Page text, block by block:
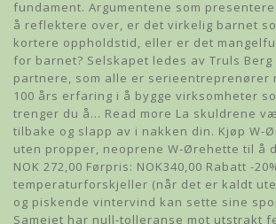
fundament. Argumentene som
å reflektere over, er det virkelig barnet
kortere oppholdstid, eller er det
for barnet? Selskapet ledes av Truls Berg
partnere, som alle er serieentreprenører
100 års erfaring i å bygge virksomheter
trenger du å… Read more La skuldrene
tilbake og slapp av i nakken din. Kjøp W-
uten propper, neoprene W-Ørehette til å
NOK 272,00 Førpris: NOK340,00 Rabatt -
temperaturforskjeller (når det er kaldt
og piskende vintervind kan sette sine
Sameiet har null-tolleranse mot utstrakt